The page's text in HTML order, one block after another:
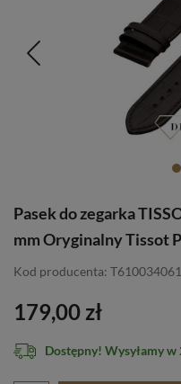
Pasek do zegarka
mm Oryginalny Tissot
Kod producenta: T610034061
179,00 zł
Dostępny! Wysyłamy w